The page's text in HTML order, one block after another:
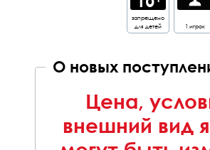
запрещено
для детей
1 игрок
О новых
Цена,
внешний вид